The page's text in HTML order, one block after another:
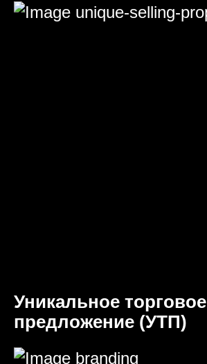
Уникальное торговое
предложение (УТП)